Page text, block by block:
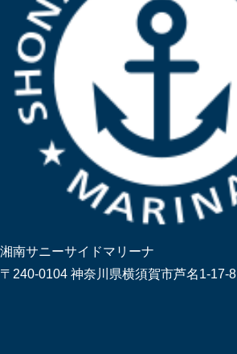
湘南サニーサイドマリーナ
〒240-0104 神奈川県横須賀市芦名1-17-8